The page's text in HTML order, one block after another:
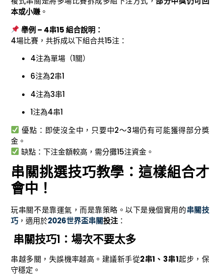
本或小賺 。
舉例 – 4串15 組合說明：
4場比賽，共拆成以下組合共15注：
4注為單場（1關）
6注為2串1
4注為3串1
1注為4串1
優點：即使沒全中，只要中2～3場仍有可能獲得部分獎
金。
缺點：下注金額較高，需分攤15注資金。
串關挑選技巧教學：這樣組合才
會中！
玩串關不是靠運氣，而是靠策略。以下是幾個實用的串關技
巧 ，適用於2026世界盃串關投注 ：
串關技巧1：場次不要太多
串越多關，失誤機率越高。建議新手從2串1、3串1起步，保
守穩定。